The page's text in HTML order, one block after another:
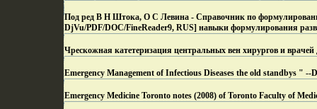
Под ред В Н Штока, О С Левина - Справочник по
DjVu/PDF/DOC/FineReader9, RUS] навыки формулирования
Чрескожная катетеризация центральных вен хирургов и врачей
Emergency Management of Infectious Diseases the old standbys " --
Emergency Medicine Toronto notes (2008) of Toronto Faculty of